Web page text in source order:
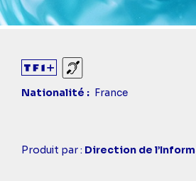
Sourds et
Nationalité
France
Casting
Produit par : Direction de